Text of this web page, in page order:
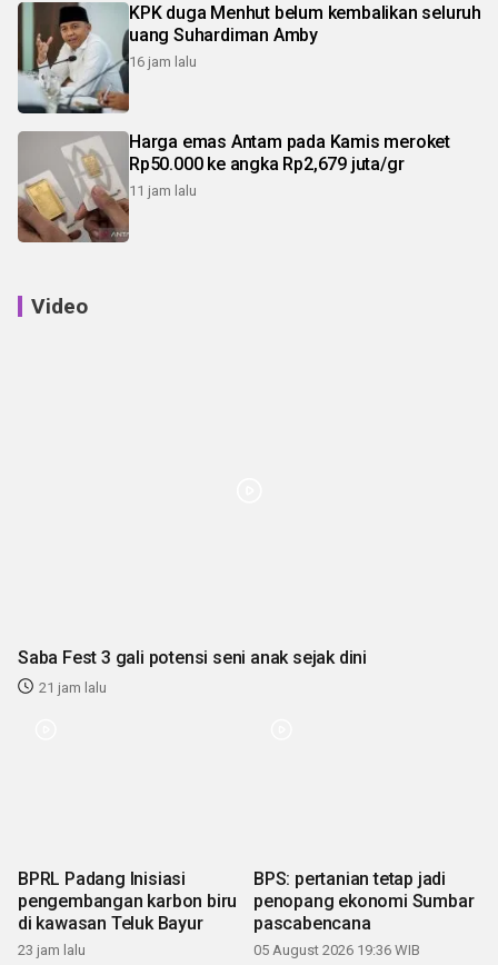
KPK duga Menhut belum kembalikan seluruh
uang Suhardiman Amby
16 jam lalu
Harga emas Antam pada Kamis meroket
Rp50.000 ke angka Rp2,679 juta/gr
11 jam lalu
Video
Saba Fest 3 gali potensi seni anak sejak dini
21 jam lalu
BPRL Padang Inisiasi
pengembangan karbon biru
di kawasan Teluk Bayur
23 jam lalu
BPS: pertanian tetap jadi
penopang ekonomi Sumbar
pascabencana
05 August 2026 19:36 WIB